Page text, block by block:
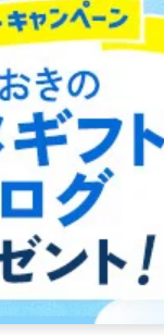
！
詳細をみる ＞